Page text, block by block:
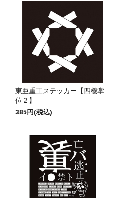
東亜重工ステッカー【四機掌
位２】
385円(税込)